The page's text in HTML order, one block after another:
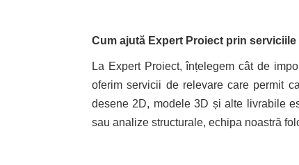
Cum ajută Expert Proiect prin serviciile
La Expert Proiect, înțelegem cât de
oferim servicii de relevare care permit
desene 2D, modele 3D și alte livrabile
sau analize structurale, echipa noastră